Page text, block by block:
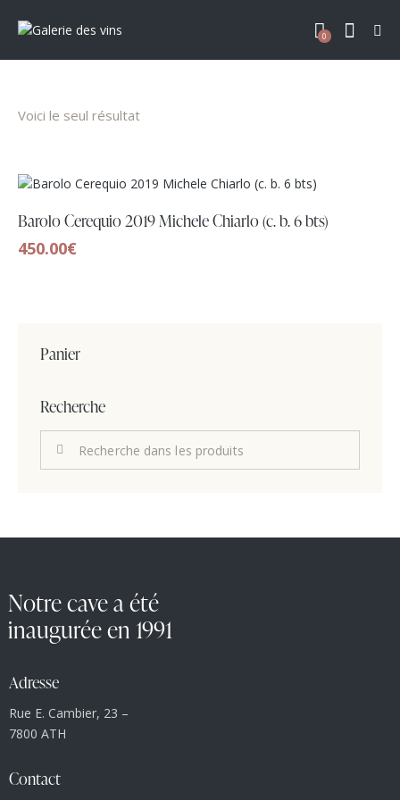
0
Voici le seul résultat
Barolo Cerequio 2019 Michele Chiarlo (c. b. 6 bts)
450.00€
Panier
Recherche
Notre cave a été
inaugurée en 1991
Adresse
Rue E. Cambier, 23 –
7800 ATH
Contact